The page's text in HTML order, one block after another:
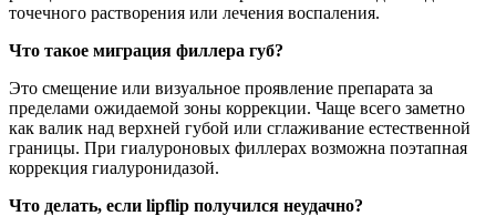
точечного растворения или лечения воспаления.
Что такое миграция филлера губ?
Это смещение или визуальное проявление препарата за
пределами ожидаемой зоны коррекции. Чаще всего заметно
как валик над верхней губой или сглаживание естественной
границы. При гиалуроновых филлерах возможна поэтапная
коррекция гиалуронидазой.
Что делать, если lipflip получился неудачно?